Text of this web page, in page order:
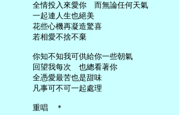
     全情投入來愛你　而無論任何天氣
     一起連人生也絕美
     花些心機再凝造驚喜
     若相愛不捨不棄
     你知不知我可供給你一些朝氣
     回望我每次　也總看著你
     全憑愛最苦也是甜味
     凡事可不可一起處理